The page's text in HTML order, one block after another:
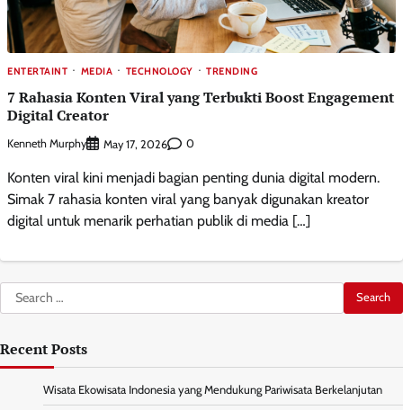
ENTERTAINT MEDIA TECHNOLOGY TRENDING
7 Rahasia Konten Viral yang Terbukti Boost Engagement
Digital Creator
Kenneth Murphy May 17, 2026 0
Konten viral kini menjadi bagian penting dunia digital modern.
Simak 7 rahasia konten viral yang banyak digunakan kreator
digital untuk menarik perhatian publik di media […]
Search
for:
Recent Posts
Wisata Ekowisata Indonesia yang Mendukung Pariwisata Berkelanjutan